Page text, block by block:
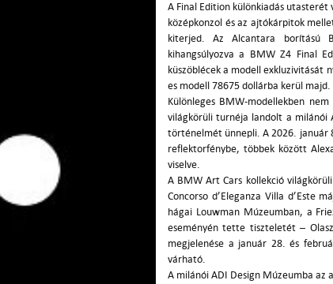
A Final Edition különkiadás
középkonzol és az ajtókárpitok
kiterjed. Az Alcantara borítású
kihangsúlyozva a BMW Z4 Final
küszöblécek a modell exkluzivitását
es modell 78675 dollárba kerül majd.
Különleges BMW-modellekben
világkörüli turnéja landolt a milánói
történelmét ünnepli. A 2026. január
reflektorfénybe, többek között
viselve.
A BMW Art Cars kollekció
Concorso d’Eleganza Villa d’Este
hágai Louwman Múzeumban, a
eseményén tette tiszteletét –
megjelenése a január 28. és
várható.
A milánói ADI Design Múzeumba az